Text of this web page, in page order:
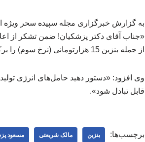
به گزارش خبرگزاری مجله سپیده سحر
«جناب آقای دکتر پزشکیان! ضمن تشکر از
از جمله بنزین 15 هزارتومانی (نرخ سوم) را برکنار کنید!»
وی افزود: «دستور دهید حامل‌های انرژی
قابل تبادل شود».
برچسب‌ها: بنزین مالک شریعتی مسعود